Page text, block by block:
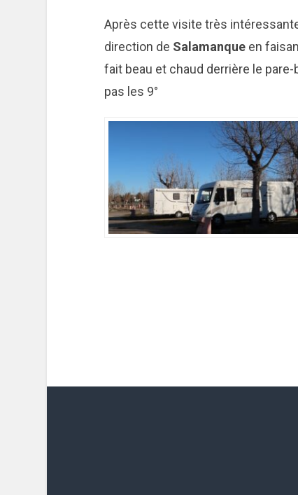
Après cette visite très
direction de Salamanqueen
fait beau et chaud derrière le
pas les 9°